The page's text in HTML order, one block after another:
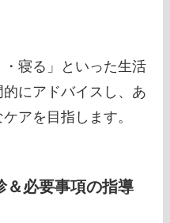
寝る」といった生活
にアドバイスし、あ
アを目指します。
＆必要事項の指導